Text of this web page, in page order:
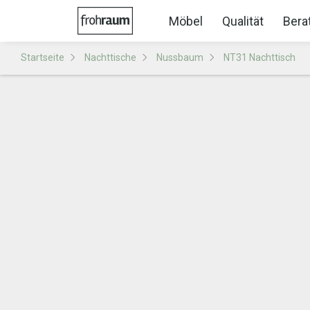
Möbel Qualität
Startseite Nachttische Nussbaum NT31 Nachttisch